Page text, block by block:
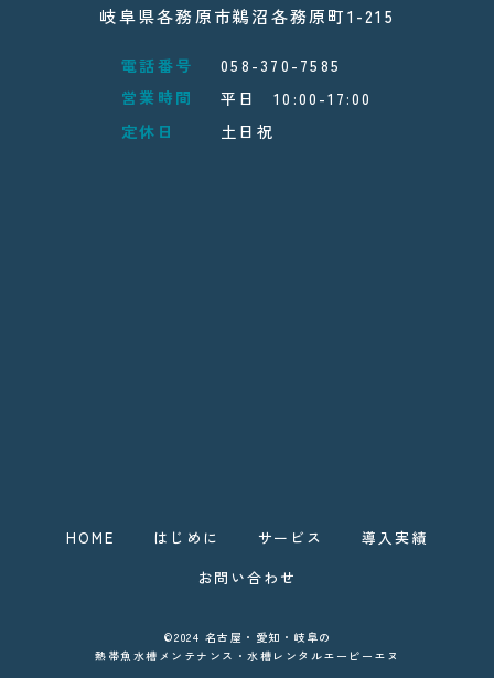
岐阜県各務原市鵜沼各務原町1-215
電話番号
058-370-7585
営業時間
平日 10:00-17:00
定休日
土日祝
HOME はじめに サービス
導入実績
お問い合わせ
©2024 名古屋・愛知・岐阜の
熱帯魚水槽メンテナンス・水槽レンタルエーピーエヌ